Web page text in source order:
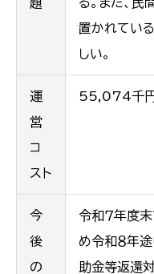
置かれてい
しい。
運
営
コ
スト
55,074千円
今
後
の
令和７年度
め令和８年
助金等返還